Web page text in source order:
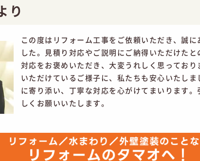
り
この度はリフォーム工事をご依頼いただき、誠に
した。見積り対応やご説明にご納得いただけた
対応をお褒めいただき、大変うれしく思っており
いただけているご様子に、私たちも安心いたし
に寄り添い、丁寧な対応を心がけてまいります。
しくお願いいたします。